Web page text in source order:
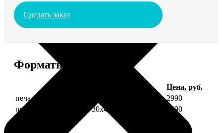
Сделать заказ
Форматы и цены
Цена, руб.
печать фото на холсте 30х40 на подрамнике 2990
печать фото на холсте 30х40 в раме
5490